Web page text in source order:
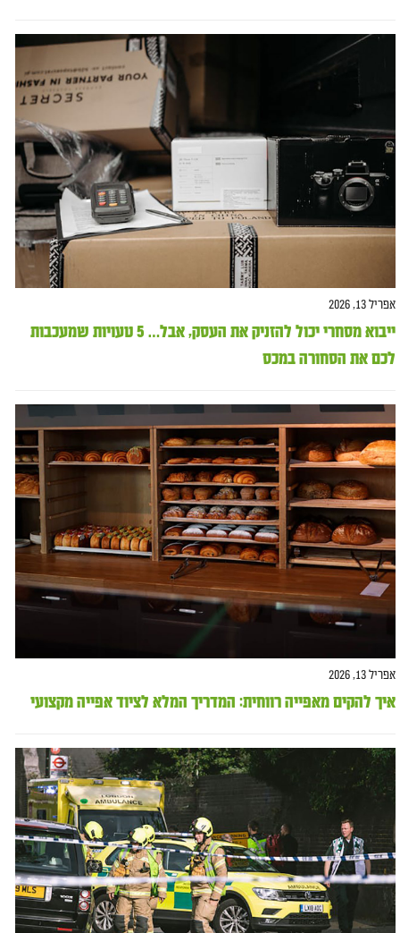
אפריל 13, 2026
ייבוא מסחרי יכול להזניק את העסק, אבל… 5 טעויות שמעכבות
לכם את הסחורה במכס
אפריל 13, 2026
איך להקים מאפייה רווחית: המדריך המלא לציוד אפייה מקצועי